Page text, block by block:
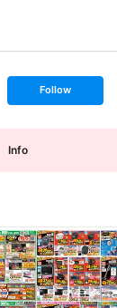
s
t
o
Follow
Info